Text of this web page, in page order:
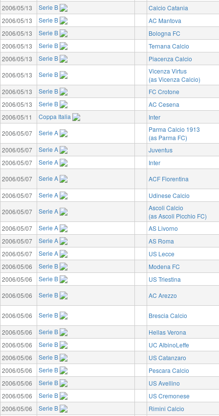
2006/05/13
Serie B
Calcio Catania
2006/05/13
Serie B
AC Mantova
2006/05/13
Serie B
Bologna FC
2006/05/13
Serie B
Ternana Calcio
2006/05/13
Serie B
Piacenza Calcio
2006/05/13
Serie B
Vicenza Virtus
(as Vicenza Calcio)
2006/05/13
Serie B
FC Crotone
2006/05/13
Serie B
AC Cesena
2006/05/11
Coppa Italia
Inter
2006/05/07
Serie A
Parma Calcio 1913
(as Parma FC)
2006/05/07
Serie A
Juventus
2006/05/07
Serie A
Inter
2006/05/07
Serie A
ACF Fiorentina
2006/05/07
Serie A
Udinese Calcio
2006/05/07
Serie A
Ascoli Calcio
(as Ascoli Picchio FC)
2006/05/07
Serie A
AS Livorno
2006/05/07
Serie A
AS Roma
2006/05/07
Serie A
US Lecce
2006/05/06
Serie B
Modena FC
2006/05/06
Serie B
US Triestina
2006/05/06
Serie B AC Arezzo
2006/05/06 Serie B
Brescia Calcio
2006/05/06
Serie B
Hellas Verona
2006/05/06
Serie B
UC AlbinoLeffe
2006/05/06
Serie B
US Catanzaro
2006/05/06
Serie B
Pescara Calcio
2006/05/06
Serie B
US Avellino
2006/05/06
Serie B
US Cremonese
2006/05/06
Serie B Rimini Calcio